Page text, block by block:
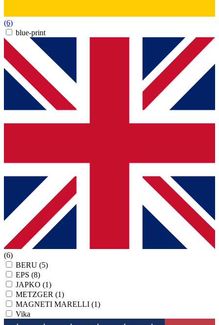
(6)
blue-print
(6)
BERU (5)
EPS (8)
JAPKO (1)
METZGER (1)
MAGNETI MARELLI (1)
Vika